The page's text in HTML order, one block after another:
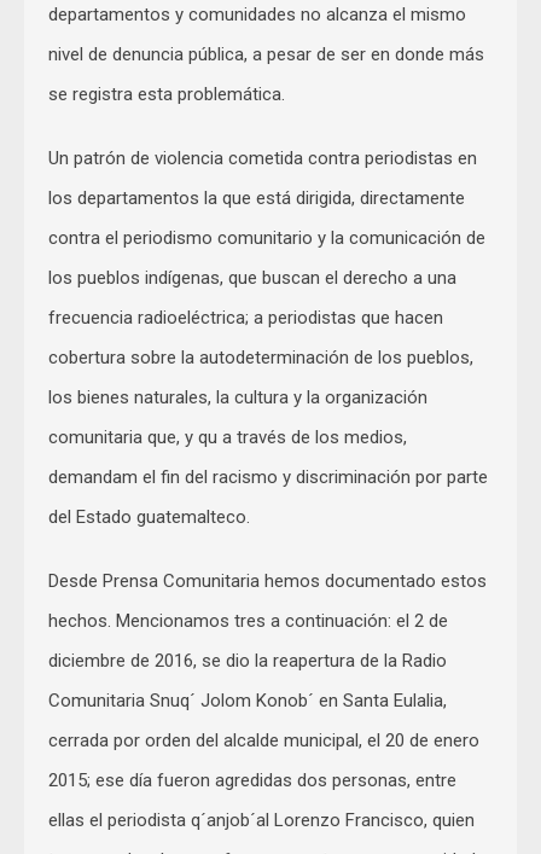
departamentos y comunidades no alcanza el mismo
nivel de denuncia pública, a pesar de ser en donde más
se registra esta problemática.
Un patrón de violencia cometida contra periodistas en
los departamentos la que está dirigida, directamente
contra el periodismo comunitario y la comunicación de
los pueblos indígenas, que buscan el derecho a una
frecuencia radioeléctrica; a periodistas que hacen
cobertura sobre la autodeterminación de los pueblos,
los bienes naturales, la cultura y la organización
comunitaria que, y qu a través de los medios,
demandam el fin del racismo y discriminación por parte
del Estado guatemalteco.
Desde Prensa Comunitaria hemos documentado estos
hechos. Mencionamos tres a continuación: el 2 de
diciembre de 2016, se dio la reapertura de la Radio
Comunitaria Snuq´ Jolom Konob´ en Santa Eulalia,
cerrada por orden del alcalde municipal, el 20 de enero
2015; ese día fueron agredidas dos personas, entre
ellas el periodista q´anjob´al Lorenzo Francisco, quien